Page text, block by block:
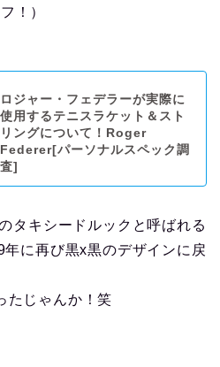
！）
ロジャー・フェデラーが実際に
使用するテニスラケット＆スト
リングについて！Roger
Federer[パーソナルスペック調
査]
タキシードルックと呼ばれる
に再び黒x黒のデザインに戻
たじゃんか！笑